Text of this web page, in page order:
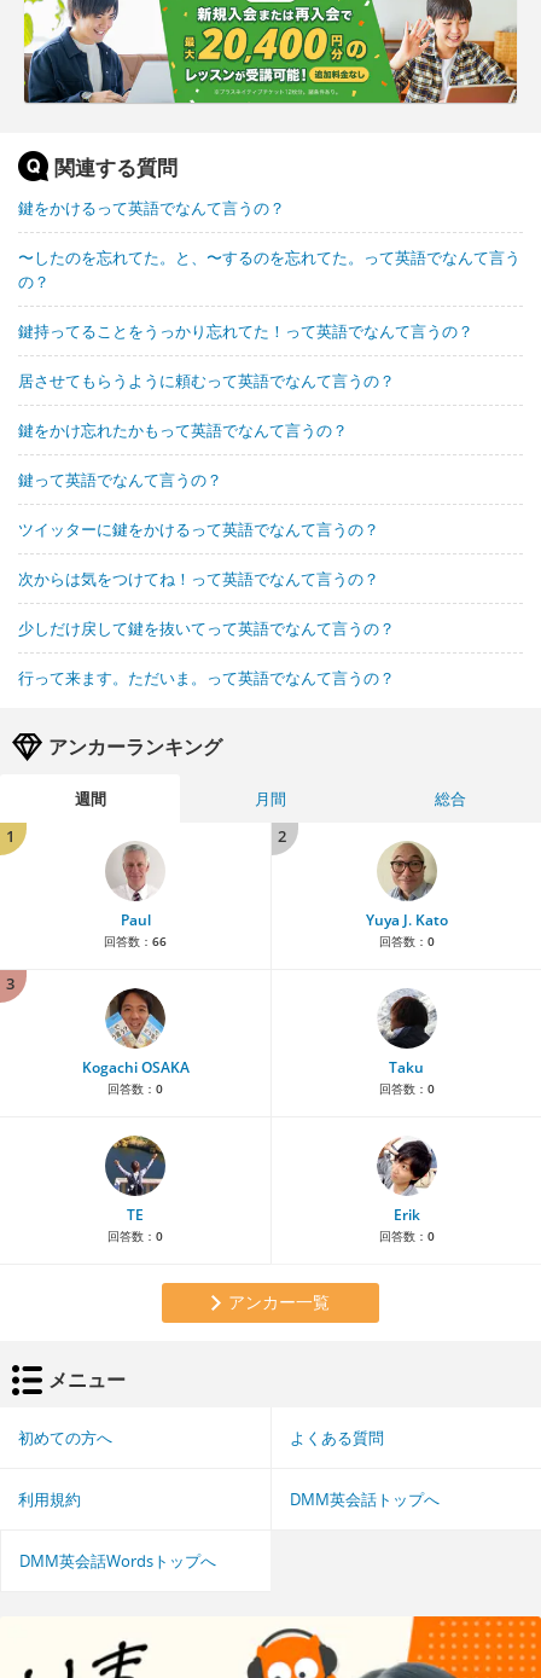
関連する質問
鍵をかけるって英語でなんて言うの？
〜したのを忘れてた。と、〜するのを忘れてた。って英語でなんて言う
の？
鍵持ってることをうっかり忘れてた！って英語でなんて言うの？
居させてもらうように頼むって英語でなんて言うの？
鍵をかけ忘れたかもって英語でなんて言うの？
鍵って英語でなんて言うの？
ツイッターに鍵をかけるって英語でなんて言うの？
次からは気をつけてね！って英語でなんて言うの？
少しだけ戻して鍵を抜いてって英語でなんて言うの？
行って来ます。ただいま。って英語でなんて言うの？
アンカーランキング
週間 月間
総合
1
Paul
回答数： 66
2
Yuya J. Kato
回答数： 0
3
Kogachi OSAKA
回答数： 0
Taku
回答数： 0
TE
回答数： 0
Erik
回答数： 0
アンカー一覧
メニュー
初めての方へ よくある質問
利用規約 DMM英会話トップへ
DMM英会話Wordsトップへ